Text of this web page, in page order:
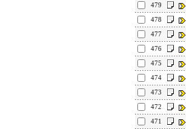
479
478
477
476
475
474
473
472
471